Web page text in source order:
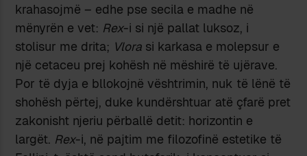
krahasojmë – edhe pse secila e madhe në
mënyrën e vet: Rex-i si një pallat luksoz, i
stolisur me drita; Vlora si karkasa e molepsur e
një cetaceu prej kohësh në mëshirë të ujërave.
Por të dyja e bllokojnë vështrimin, nuk të lënë të
shohësh përtej, duke kundërshtuar atë çfarë pret
zakonisht njeriu përballë detit: horizontin e
largët. Rex-i, në pajtim me filozofinë estetike të